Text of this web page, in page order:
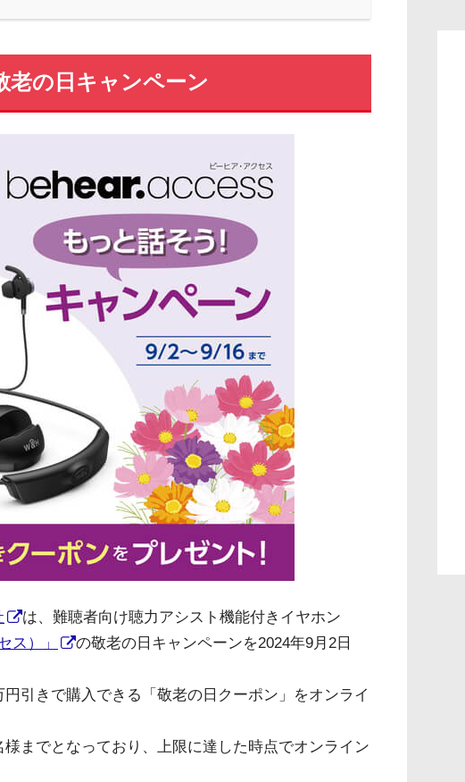
老の日キャンペーン
は、難聴者向け聴力アシスト機能付きイヤホン
ス）」
の敬老の日キャンペーンを2024年9月2日
引きで購入できる「敬老の日クーポン」をオンライ
までとなっており、上限に達した時点でオンライン